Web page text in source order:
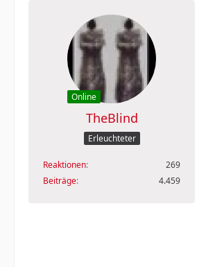
Online
TheBlind
Erleuchteter
Reaktionen
269
Beiträge
4.459